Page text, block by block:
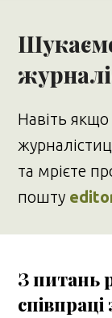
Навіть
та мрієте
пошту
З питань